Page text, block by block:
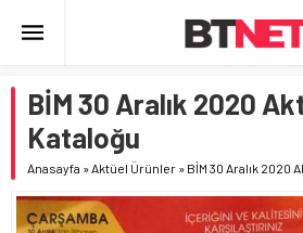
BİM 30 Aralık 2020
Kataloğu
Anasayfa »Aktüel Ürünler » BİM 30 Aralık 2020